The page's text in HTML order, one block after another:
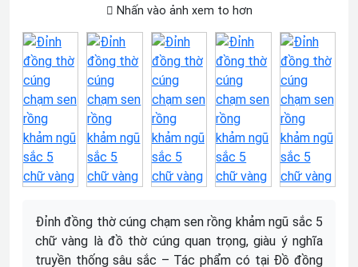
Nhấn vào ảnh xem to hơn
Đỉnh đồng thờ cúng chạm sen rồng khảm ngũ sắc 5
chữ vàng là đồ thờ cúng quan trọng, giàu ý nghĩa
truyền thống sâu sắc – Tác phẩm có tại Đồ đồng